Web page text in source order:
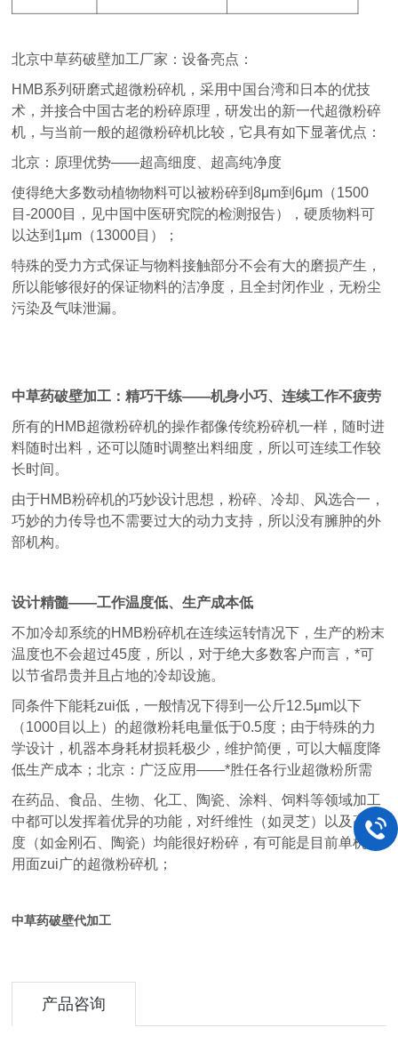
北京中草药破壁加工厂家：设备亮点：
HMB系列研磨式超微粉碎机，采用中国台湾和日本的优技
术，并接合中国古老的粉碎原理，研发出的新一代超微粉碎
机，与当前一般的超微粉碎机比较，它具有如下显著优点：
北京：原理优势——超高细度、超高纯净度
使得绝大多数动植物物料可以被粉碎到8μm到6μm（1500
目-2000目，见中国中医研究院的检测报告），硬质物料可
以达到1μm（13000目）；
特殊的受力方式保证与物料接触部分不会有大的磨损产生，
所以能够很好的保证物料的洁净度，且全封闭作业，无粉尘
污染及气味泄漏。
中草药破壁加工：精巧干练——机身小巧、连续工作不疲劳
所有的HMB超微粉碎机的操作都像传统粉碎机一样，随时进
料随时出料，还可以随时调整出料细度，所以可连续工作较
长时间。
由于HMB粉碎机的巧妙设计思想，粉碎、冷却、风选合一，
巧妙的力传导也不需要过大的动力支持，所以没有臃肿的外
部机构。
设计精髓——工作温度低、生产成本低
不加冷却系统的HMB粉碎机在连续运转情况下，生产的粉末
温度也不会超过45度，所以，对于绝大多数客户而言，*可
以节省昂贵并且占地的冷却设施。
同条件下能耗zui低，一般情况下得到一公斤12.5μm以下
（1000目以上）的超微粉耗电量低于0.5度；由于特殊的力
学设计，机器本身耗材损耗极少，维护简便，可以大幅度降
低生产成本；北京：广泛应用——*胜任各行业超微粉所需
在药品、食品、生物、化工、陶瓷、涂料、饲料等领域加工
中都可以发挥着优异的功能，对纤维性（如灵芝）以及高硬
度（如金刚石、陶瓷）均能很好粉碎，有可能是目前单机适
用面zui广的超微粉碎机；
中草药破壁代加工
产品咨询